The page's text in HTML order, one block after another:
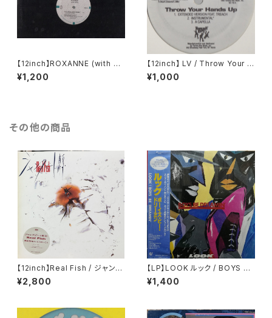
【12inch】ROXANNE (with U
TFO) / THE REAL ROXANN
E
¥1,200
【12inch】 LV / Throw Your H
ands Up (Remixes)
¥1,000
その他の商品
【12inch】Real Fish / ジャンク
ビート東京
¥2,800
【LP】LOOK ルック / BOYS BE
DREAMIN' ボーイズ・ビー・ドリ
ーミン
¥1,400